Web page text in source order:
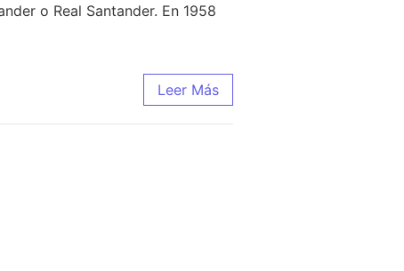
o Real Santander. En 1958
Leer Más